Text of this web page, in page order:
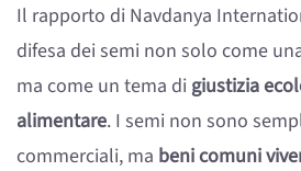
Il rapporto di Navdanya
difesa dei semi non solo come
ma come un tema di giustizia
alimentare. I semi non sono
commerciali, ma beni comuni